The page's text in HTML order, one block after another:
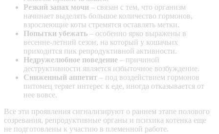
Резкий запах мочи – связан с тем, что организм
начинает выделять большое количество гормонов,
взрослеющие коты стремятся оставлять метки.
Попытки убежать – особенно ярко выражены в
весенне-летний сезон, на который у кошачьих
приходится пик репродуктивной активности.
Недружелюбное поведение – причиной
деструктивности является избыточное возбуждение.
Сниженный аппетит – под воздействием гормонов
питомец теряет интерес к еде, иногда отказывается от
нее вовсе.
Все эти проявления сигнализируют о раннем этапе полового
созревания, репродуктивные органы и психика котенка еще
не подготовлены к участию в племенной работе.